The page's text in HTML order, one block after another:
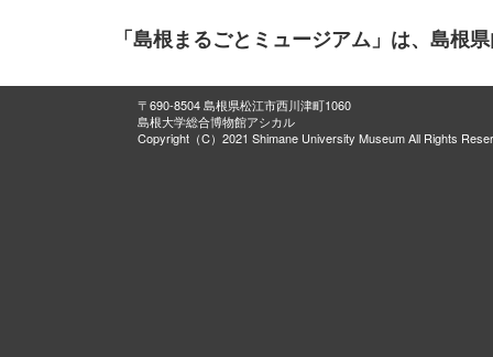
「島根まるごとミュージアム」は、島根
〒690-8504 島根県松江市西川津町1060
島根大学総合博物館アシカル
Copyright（C）2021 Shimane University Museum All Rights